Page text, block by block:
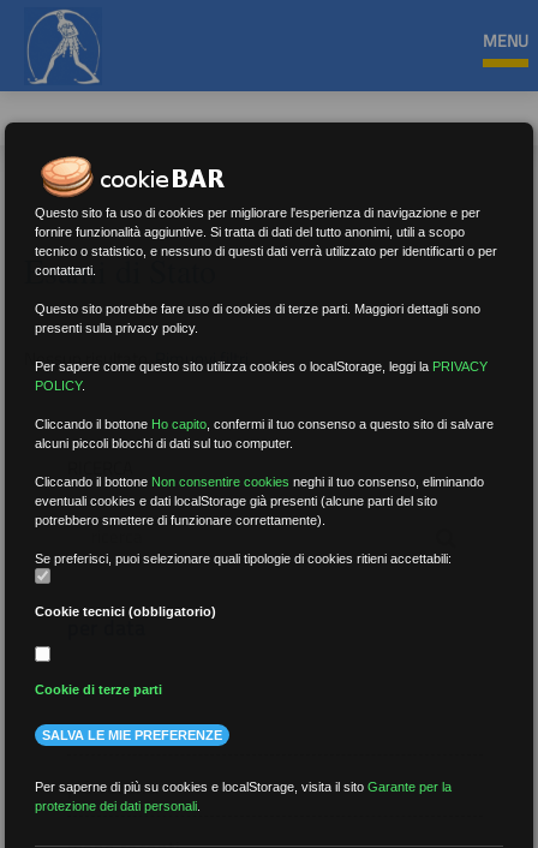
MENU
Esami di Stato
Nessun risultato.Rimuovi filtri
per data
più recenti
Questo sito fa uso di cookies per migliorare l'esperienza di navigazione e per
fornire funzionalità aggiuntive. Si tratta di dati del tutto anonimi, utili a scopo
tecnico o statistico, e nessuno di questi dati verrà utilizzato per identificarti o per
contattarti.
Questo sito potrebbe fare uso di cookies di terze parti. Maggiori dettagli sono
presenti sulla privacy policy.
Per sapere come questo sito utilizza cookies o localStorage, leggi la PRIVACY
POLICY.
Cliccando il bottone Ho capito ,confermi il tuo consenso a questo sito di salvare
alcuni piccoli blocchi di dati sul tuo computer.
Cliccando il bottone Non consentire cookies neghi il tuo consenso, eliminando
eventuali cookies e dati localStorage già presenti (alcune parti del sito
potrebbero smettere di funzionare correttamente).
Se preferisci, puoi selezionare quali tipologie di cookies ritieni accettabili:
Cookie tecnici (obbligatorio)
Cookie di terze parti
SALVA LE MIE PREFERENZE
Per saperne di più su cookies e localStorage, visita il sitoGarante per la
protezione dei dati personali